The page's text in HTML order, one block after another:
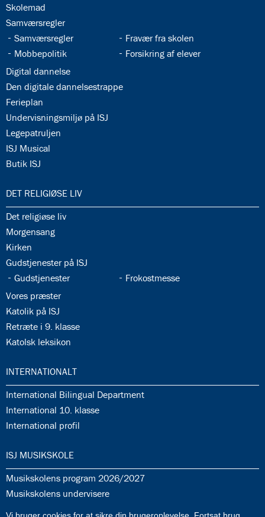
34.5:
Skolemad
34.6:
Samværsregler
34.7:
Samværsregler 34.8:
Fravær fra skolen
34.9:
Mobbepolitik 34.10:
Forsikring af elever
34.11:
Digital dannelse
34.12:
Den digitale dannelsestrappe
34.13:
Ferieplan
34.14:
Undervisningsmiljø på ISJ
34.15:
Legepatruljen
34.16:
ISJ Musical
34.17:
Butik ISJ
35.0:
DET RELIGIØSE LIV
35.1:
Det religiøse liv
35.2:
Morgensang
35.3:
Kirken
35.4:
Gudstjenester på ISJ
35.5:
Gudstjenester 35.6:
Frokostmesse
35.7:
Vores præster
35.8:
Katolik på ISJ
35.9:
Retræte i 9. klasse
35.10:
Katolsk leksikon
36.0:
INTERNATIONALT
36.1:
International Bilingual Department
36.2:
International 10. klasse
36.3:
International profil
37.0:
ISJ MUSIKSKOLE
37.1:
Musikskolens program 2026/2027
37.2:
Musikskolens undervisere